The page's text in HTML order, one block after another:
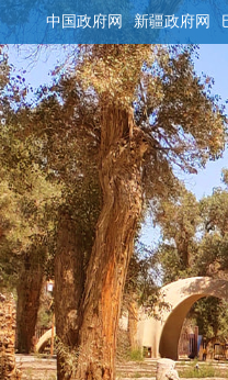
中国政府网 新疆政府网